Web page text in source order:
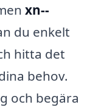
xn--
du enkelt
hitta det
behov.
och begära